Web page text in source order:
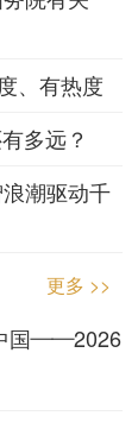
、有热度
多远？
潮驱动千
更多 >>
国——2026